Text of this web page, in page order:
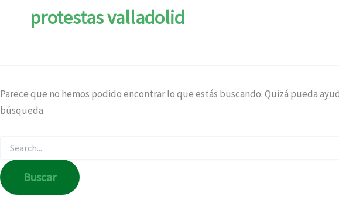
protestas valladolid
Parece que no hemos podido encontrar lo que estás buscando. Quizá pueda
búsqueda.